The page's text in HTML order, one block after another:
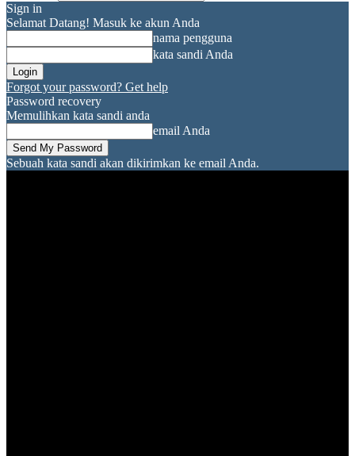
Sign in
Selamat Datang! Masuk ke akun Anda
nama pengguna
kata sandi Anda
Forgot your password? Get help
Password recovery
Memulihkan kata sandi anda
email Anda
Sebuah kata sandi akan dikirimkan ke email Anda.